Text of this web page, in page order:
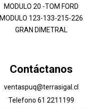
MODULO 20 -TOM FORD
MODULO 123-133-215-226
GRAN DIMETRAL
Contáctanos
ventaspuq@terrasigal.cl
Telefono 61 2211199